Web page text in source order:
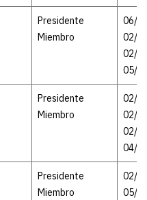
Presidente
Miembro
06/
02/
02/
05/
Presidente
Miembro
02/
02/
02/
04/
Presidente
Miembro
02/
05/